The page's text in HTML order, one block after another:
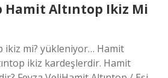
Hamit Altıntop Ikiz Mi
ikiz mi? yükleniyor… Hamit
ikiz kardeşlerdir. Hamit